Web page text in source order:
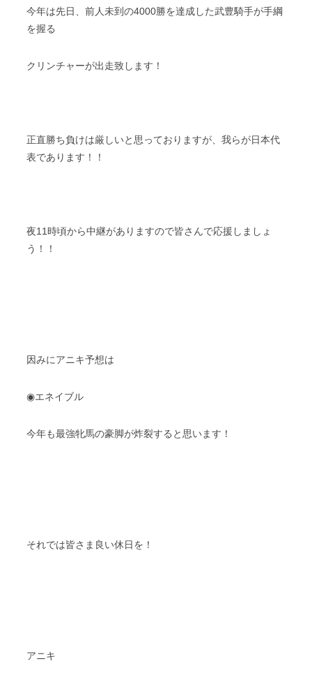
今年は先日、前人未到の4000勝を達成した武豊騎手が手綱
を握る
クリンチャーが出走致します！
正直勝ち負けは厳しいと思っておりますが、我らが日本代
表であります！！
夜11時頃から中継がありますので皆さんで応援しましょ
う！！
因みにアニキ予想は
◉エネイブル
今年も最強牝馬の豪脚が炸裂すると思います！
それでは皆さま良い休日を！
アニキ